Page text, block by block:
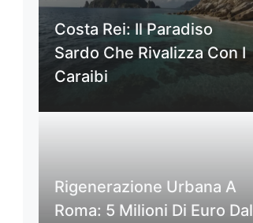
Costa Rei: Il Paradiso
Sardo Che Rivalizza Con I
Caraibi
Rigenerazione Urbana A
Roma: 5 Milioni Di Euro Dal